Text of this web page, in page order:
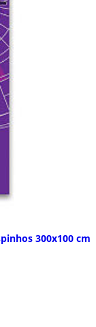
300x100 cm